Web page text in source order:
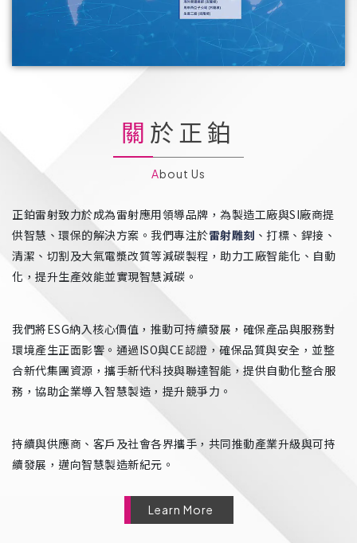
關於正鉑
About Us
正鉑雷射致力於成為雷射應用領導品牌，為製造工廠與SI廠商提
供智慧、環保的解決方案。我們專注於雷射雕刻 、打標、銲接、
清潔、切割及大氣電漿改質等減碳製程，助力工廠智能化、自動
化，提升生產效能並實現智慧減碳。
我們將ESG納入核心價值，推動可持續發展，確保產品與服務對
環境產生正面影響。通過ISO與CE認證，確保品質與安全，並整
合新代集團資源，攜手新代科技與聯達智能，提供自動化整合服
務，協助企業導入智慧製造，提升競爭力。
持續與供應商、客戶及社會各界攜手，共同推動產業升級與可持
續發展，邁向智慧製造新紀元。
Learn More